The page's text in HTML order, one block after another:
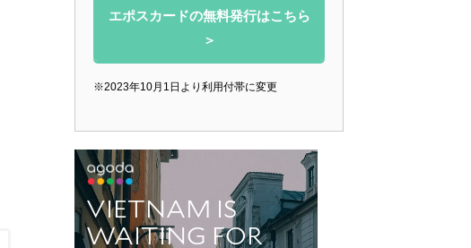
エポスカードの無料発行はこちら
＞
※2023年10月1日より利用付帯に変更